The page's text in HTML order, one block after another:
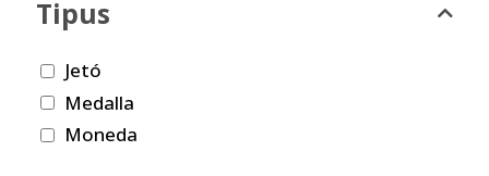
Tipus
Jetó
Medalla
Moneda